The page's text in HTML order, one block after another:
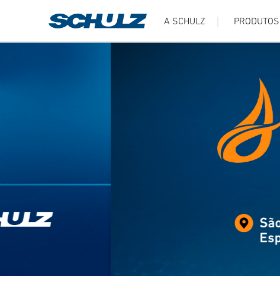
A SCHULZ PRODUTOS